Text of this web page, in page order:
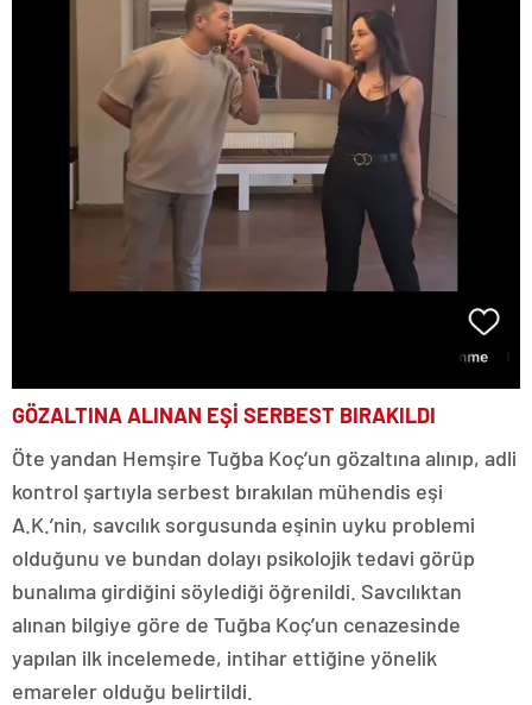
GÖZALTINA ALINAN EŞİ SERBEST BIRAKILDI
Öte yandan Hemşire Tuğba Koç’un gözaltına alınıp, adli
kontrol şartıyla serbest bırakılan mühendis eşi
A.K.’nin, savcılık sorgusunda eşinin uyku problemi
olduğunu ve bundan dolayı psikolojik tedavi görüp
bunalıma girdiğini söylediği öğrenildi. Savcılıktan
alınan bilgiye göre de Tuğba Koç’un cenazesinde
yapılan ilk incelemede, intihar ettiğine yönelik
emareler olduğu belirtildi.